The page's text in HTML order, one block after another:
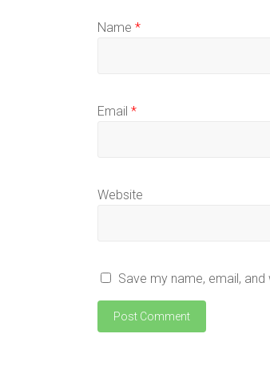
Name *
Email *
Website
Save my name, email,